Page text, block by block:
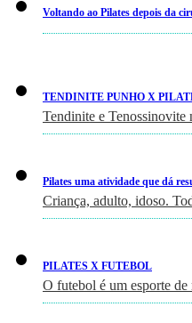
Voltando ao Pilates depois da
TENDINITE PUNHO X
Tendinite e Tenossinovite
Pilates uma atividade que dá
Criança, adulto, idoso.
PILATES X FUTEBOL
O futebol é um esporte